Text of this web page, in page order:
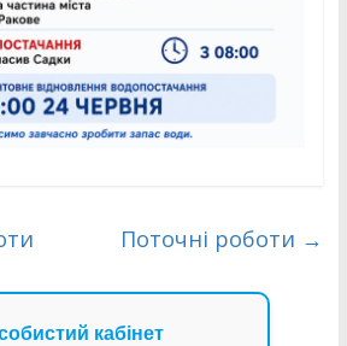
Поточні роботи →
кабінет